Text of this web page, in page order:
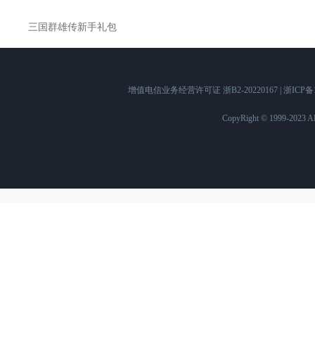
三国群雄传新手礼包
增值电信业务经营许可证 浙B2-20220167 | 浙ICP备
CopyRight © 1999-2023